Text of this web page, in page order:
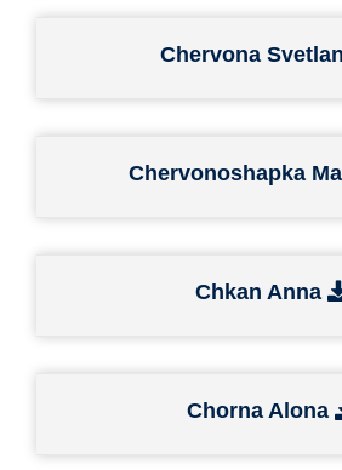
Chervona
Chervonoshapka
Chkan Anna
Chorna Alona